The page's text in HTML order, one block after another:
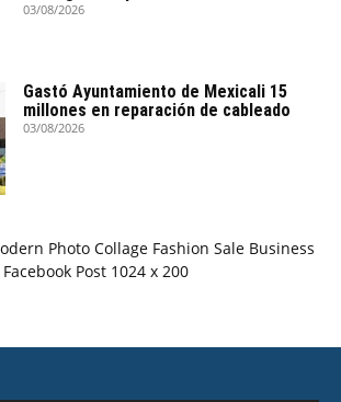
03/08/2026
Gastó Ayuntamiento de Mexicali 15
millones en reparación de cableado
03/08/2026